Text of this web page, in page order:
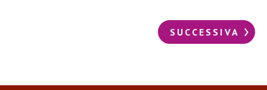
SUCCESSIVA